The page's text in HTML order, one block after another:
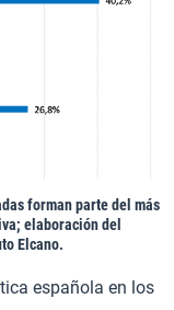
forman parte del más
elaboración del
Elcano.
española en los